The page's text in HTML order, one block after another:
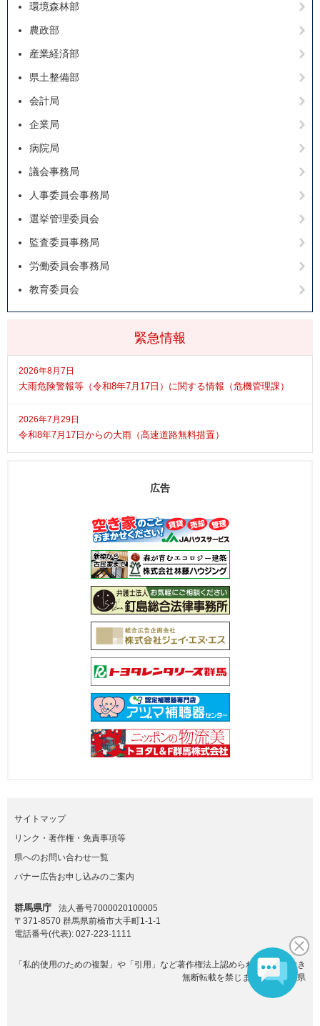
緊急情報
2026年8月7日
大雨危険警報等（令和8年7月17日）に関する情報（危機管理課）
2026年7月29日
令和8年7月17日からの大雨（高速道路無料措置）
環境森林部
農政部
産業経済部
県土整備部
会計局
企業局
病院局
議会事務局
人事委員会事務局
選挙管理委員会
監査委員事務局
労働委員会事務局
教育委員会
広告
サイトマップ
リンク・著作権・免責事項等
県へのお問い合わせ一覧
バナー広告お申し込みのご案内
群馬県庁
法人番号7000020100005
〒371-8570 群馬県前橋市大手町1-1-1
電話番号(代表): 027-223-1111
「私的使用のための複製」や「引用」など著作権法上認められた場合を除き
無断転載を禁じます。(C)群馬県